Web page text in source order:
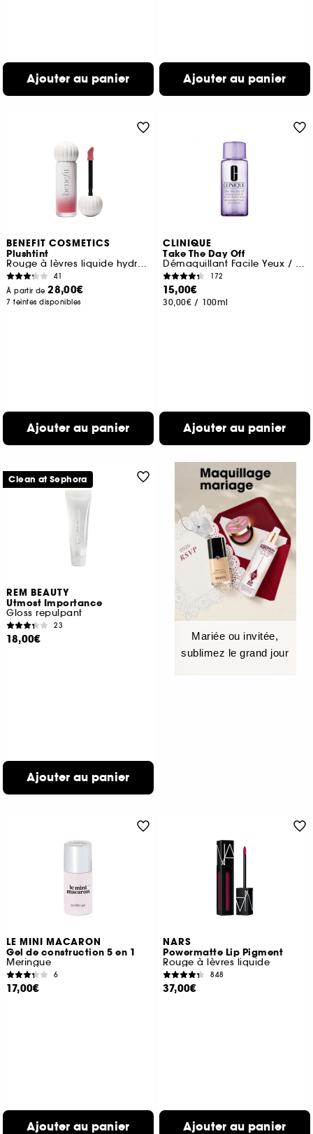
Ajouter au panier Ajouter au panier
BENEFIT COSMETICS
Plushtint
Rouge à lèvres liquide hydratant fini mat
41
À partir de28,00€
7 teintes disponibles
Ajouter au panier
CLINIQUE
Take The Day Off
Démaquillant Facile Yeux / Lèvres Format Voyage
172
15,00€
30,00€ / 100ml
Ajouter au panier
REM BEAUTY
Utmost Importance
Gloss repulpant
23
18,00€
Ajouter au panier
Clean at Sephora
Mariée ou invitée,
sublimez le grand jour
LE MINI MACARON
Gel de construction 5 en 1
Meringue
6
17,00€
Ajouter au panier
NARS
Powermatte Lip Pigment
Rouge à lèvres liquide
848
37,00€
Ajouter au panier